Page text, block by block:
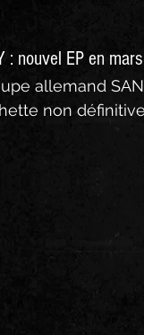
: nouvel EP en
allemand
non